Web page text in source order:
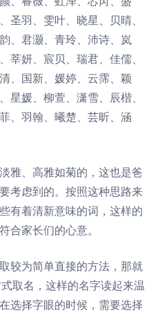
圣羽、雯叶、晓星、贝晴、
、君灏、青玲、沛诗、岚
莘妍、宸贝、瑞君、佳儒、
、国新、媛婷、云霈、颖
星媛、柳萱、潇雪、辰楷、
、羽翰、曦楚、芸昕、涵
雅、高雅如菊的，这也是爸
考虑到的。按照这种思路来
有着清新意味的词，这样的
合家长们的心意。
较为简单直接的方法，那就
取名，这样的名字读起来温
选择字眼的时候，需要选择